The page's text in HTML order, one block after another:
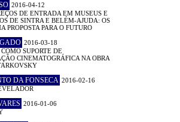
2016-04-12
DE ENTRADA EM MUSEUS E
DE SINTRA E BELÉM-AJUDA: OS
PROPOSTA PARA O FUTURO
2016-03-18
SUPORTE DE
CINEMATOGRÁFICA NA OBRA
DA FONSECA 2016-02-16
2016-01-06